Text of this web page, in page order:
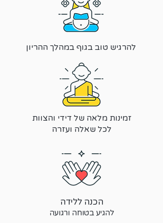
להרגיש טוב בגוף במהלך ההריון
זמינות מלאה של דידי והצוות
לכל שאלה ועזרה
הכנה ללידה
להגיע בטוחה ורגועה